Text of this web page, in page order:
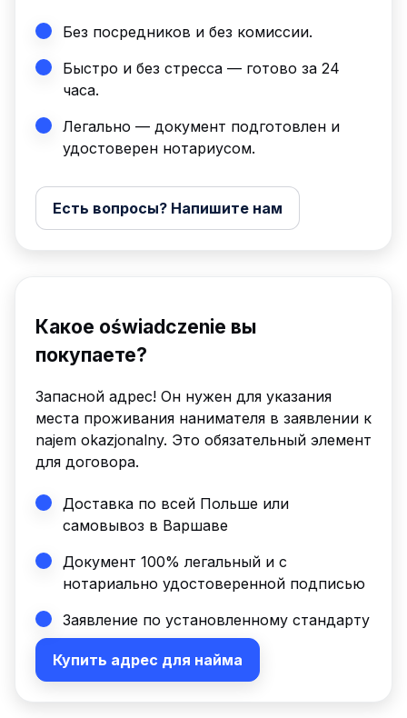
Без посредников и без комиссии.
Быстро и без стресса — готово за 24
часа.
Легально — документ подготовлен и
удостоверен нотариусом.
Есть вопросы? Напишите нам
Какое oświadczenie вы
покупаете?
Запасной адрес! Он нужен для указания
места проживания нанимателя в заявлении к
najem okazjonalny. Это обязательный элемент
для договора.
Доставка по всей Польше или
самовывоз в Варшаве
Документ 100% легальный и с
нотариально удостоверенной подписью
Заявление по установленному стандарту
Купить адрес для найма